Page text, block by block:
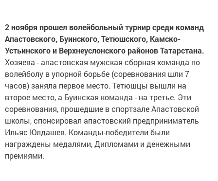
2 ноября прошел волейбольный турнир среди команд
Апастовского, Буинского, Тетюшского, Камско-
Устьинского и Верхнеуслонского районов Татарстана.
Хозяева - апастовская мужская сборная команда по
волейболу в упорной борьбе (соревнования шли 7
часов) заняла первое место. Тетюшцы вышли на
второе место, а Буинская команда - на третье. Эти
соревнования, прошедшие в спортзале Апастовской
школы, спонсировал апастовский предприниматель
Ильяс Юлдашев. Команды-победители были
награждены медалями, Дипломами и денежными
премиями.